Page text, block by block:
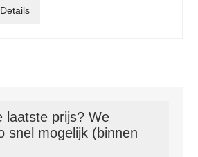
Details
laatste prijs? We
snel mogelijk (binnen